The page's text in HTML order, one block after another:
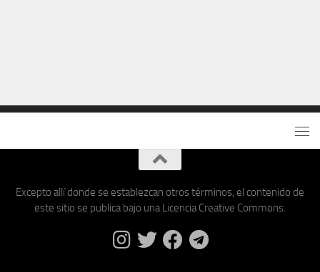
Excepto allí donde se establezcan otros términos, el contenido de
este sitio se publica bajo una Licencia Creative Commons.